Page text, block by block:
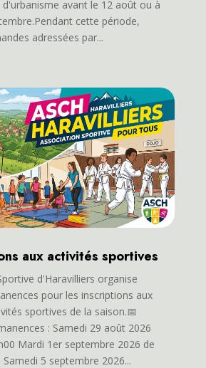
avant le 12 août ou à
cette période,
adressées par...
aux activités sportives
d'Haravilliers organise
pour les inscriptions aux
sportives de la saison.📅
: Samedi 29 août 2026
Mardi 1er septembre 2026 de
5 septembre 2026...